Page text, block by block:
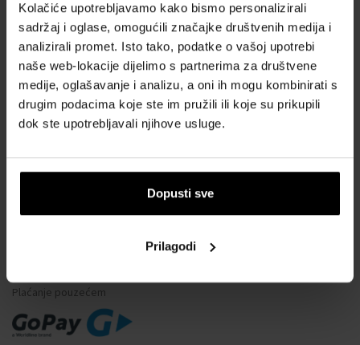
Kolačiće upotrebljavamo kako bismo personalizirali
sadržaj i oglase, omogućili značajke društvenih medija i
analizirali promet. Isto tako, podatke o vašoj upotrebi
naše web-lokacije dijelimo s partnerima za društvene
medije, oglašavanje i analizu, a oni ih mogu kombinirati s
drugim podacima koje ste im pružili ili koje su prikupili
dok ste upotrebljavali njihove usluge.
Dopusti sve
Prilagodi
Kada ću dobiti naručenu robu?
Zašto parfemi i satovi od nas?
Što je tester parfema?
Vodootpornost satova
Često postavljana pitanja
Zašto se registrirati?
Plaćanje pouzećem